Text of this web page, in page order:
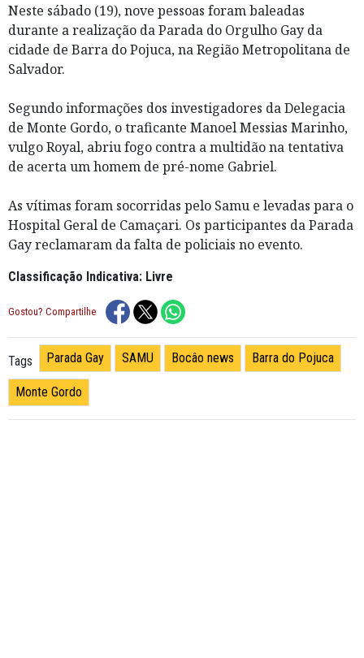
Neste sábado (19), nove pessoas foram baleadas
durante a realização da Parada do Orgulho Gay da
cidade de Barra do Pojuca, na Região Metropolitana de
Salvador.
Segundo informações dos investigadores da Delegacia
de Monte Gordo, o traficante Manoel Messias Marinho,
vulgo Royal, abriu fogo contra a multidão na tentativa
de acerta um homem de pré-nome Gabriel.
As vítimas foram socorridas pelo Samu e levadas para o
Hospital Geral de Camaçari. Os participantes da Parada
Gay reclamaram da falta de policiais no evento.
Classificação Indicativa: Livre
Gostou? Compartilhe
Tags Parada Gay SAMU Bocâo news Barra do Pojuca
Monte Gordo